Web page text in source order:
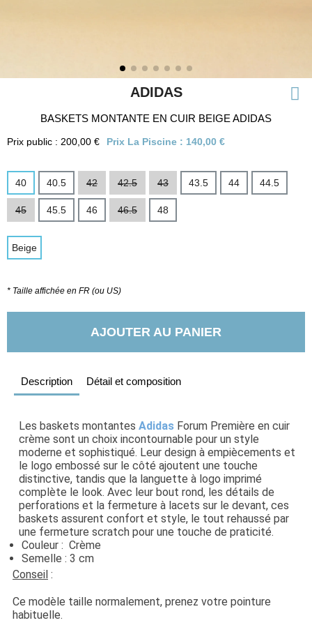
ADIDAS
BASKETS MONTANTE EN CUIR BEIGE ADIDAS
Prix public : 200,00 € Prix La Piscine : 140,00 €
40 40.5 42 42.5 43 43.5 44 44.5
45 45.5 46 46.5 48
Beige
* Taille affichée en FR (ou US)
AJOUTER AU PANIER
Description Détail et composition
Les baskets montantes Adidas Forum Première en cuir
crème sont un choix incontournable pour un style
moderne et sophistiqué. Leur design à empiècements et
le logo embossé sur le côté ajoutent une touche
distinctive, tandis que la languette à logo imprimé
complète le look. Avec leur bout rond, les détails de
perforations et la fermeture à lacets sur le devant, ces
baskets assurent confort et style, le tout rehaussé par
une fermeture scratch pour une touche de praticité.
Couleur :  Crème
Semelle : 3 cm
Conseil :
Ce modèle taille normalement, prenez votre pointure
habituelle.